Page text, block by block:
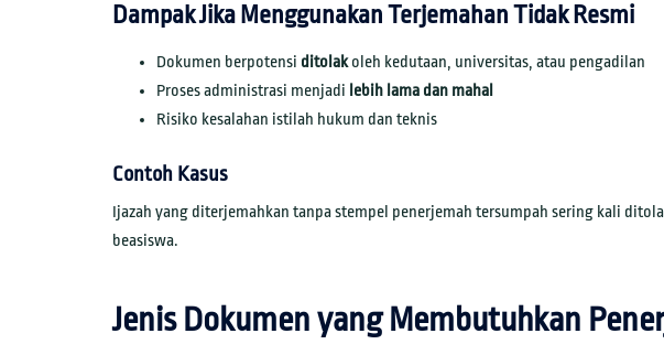
Dampak Jika Menggunakan Terjemahan Tidak Resmi
Dokumen berpotensi ditolakoleh kedutaan, universitas, atau pengadilan
Proses administrasi menjadi lebih lama dan mahal
Risiko kesalahan istilah hukum dan teknis
Contoh Kasus
Ijazah yang diterjemahkan tanpa stempel penerjemah tersumpah sering kali
beasiswa.
Jenis Dokumen yang Membutuhkan